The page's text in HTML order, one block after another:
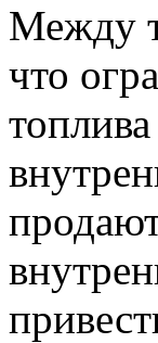
Между
что